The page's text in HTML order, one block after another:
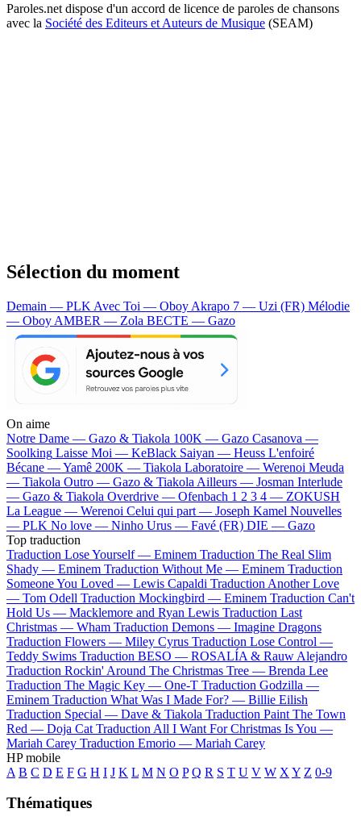
Paroles.net dispose d'un accord de licence de paroles de chansons
avec la Société des Editeurs et Auteurs de Musique (SEAM)
Sélection du moment
Demain — PLK Avec Toi — Oboy Akrapo 7 — Uzi (FR) Mélodie
— Oboy AMBER — Zola BECTE — Gazo
On aime
Notre Dame — Gazo & Tiakola 100K — Gazo Casanova —
Soolking Laisse Moi — KeBlack Saiyan — Heuss L'enfoiré
Bécane —Yamê 200K — Tiakola Laboratoire — Werenoi Meuda
— Tiakola Outro — Gazo & Tiakola Ailleurs — Josman Interlude
— Gazo & Tiakola Overdrive — Ofenbach 1 2 3 4 — ZOKUSH
La League — Werenoi Celui qui part — Joseph Kamel Nouvelles
— PLK No love — Ninho Urus — Favé (FR) DIE — Gazo
Top traduction
Traduction Lose Yourself — Eminem Traduction The Real Slim
Shady — Eminem Traduction Without Me — Eminem Traduction
Someone You Loved — Lewis Capaldi Traduction Another Love
— Tom Odell Traduction Mockingbird — Eminem Traduction Can't
Hold Us — Macklemore and Ryan Lewis Traduction Last
Christmas — Wham Traduction Demons — Imagine Dragons
Traduction Flowers — Miley Cyrus Traduction Lose Control —
Teddy Swims Traduction BESO — ROSALÍA & Rauw Alejandro
Traduction Rockin' Around The Christmas Tree — Brenda Lee
Traduction The Magic Key — One-T Traduction Godzilla —
Eminem Traduction What Was I Made For? — Billie Eilish
Traduction Special — Dave & Tiakola Traduction Paint The Town
Red — Doja Cat Traduction All I Want For Christmas Is You —
Mariah Carey Traduction Emorio — Mariah Carey
HP mobile
A B C D E F G H I J K L M N O P Q R S T U V W X Y Z 0-9
Thématiques